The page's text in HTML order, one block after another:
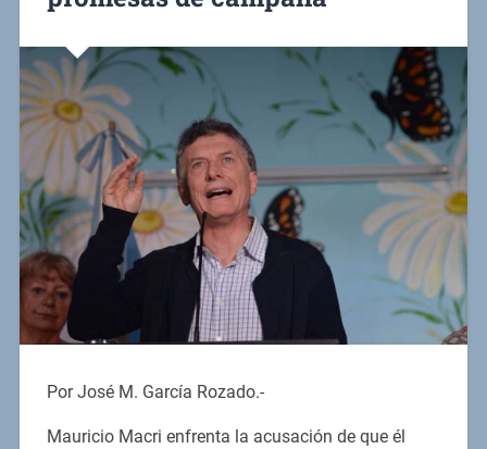
Por José M. García Rozado.-
Mauricio Macri enfrenta la acusación de que él